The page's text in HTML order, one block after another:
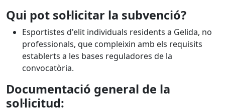
Qui pot sol·licitar la subvenció?
Esportistes d'elit individuals residents a Gelida, no
professionals, que compleixin amb els requisits
establerts a les bases reguladores de la
convocatòria.
Documentació general de la
sol·licitud: